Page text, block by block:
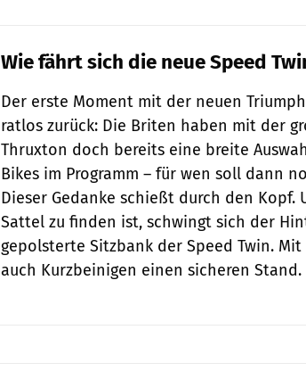
Wie fährt sich die neue Speed
Der erste Moment mit der neuen
ratlos zurück: Die Briten haben mit der
Thruxton doch bereits eine breite
Bikes im Programm – für wen soll dann
Dieser Gedanke schießt durch den
Sattel zu finden ist, schwingt sich der
gepolsterte Sitzbank der Speed Twin.
auch Kurzbeinigen einen sicheren Stand.